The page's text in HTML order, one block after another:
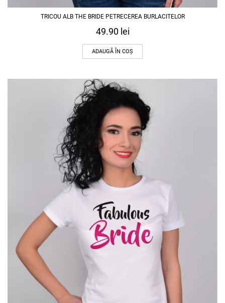
TRICOU ALB THE BRIDE PETRECEREA BURLACITELOR
49.90 lei
ADAUGĂ ÎN COȘ